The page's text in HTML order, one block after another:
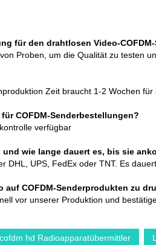
für den drahtlosen Video-
Proben, um die Qualität zu testen
Zeit braucht 1-2 Wochen
COFDM-Senderbestellungen?
verfügbar
und wie lange dauert es, bis sie
DHL, UPS, FedEx oder TNT. Es
auf COFDM-Senderprodukten zu
vor unserer Produktion und
cofdm hd Radioapparatübermittler